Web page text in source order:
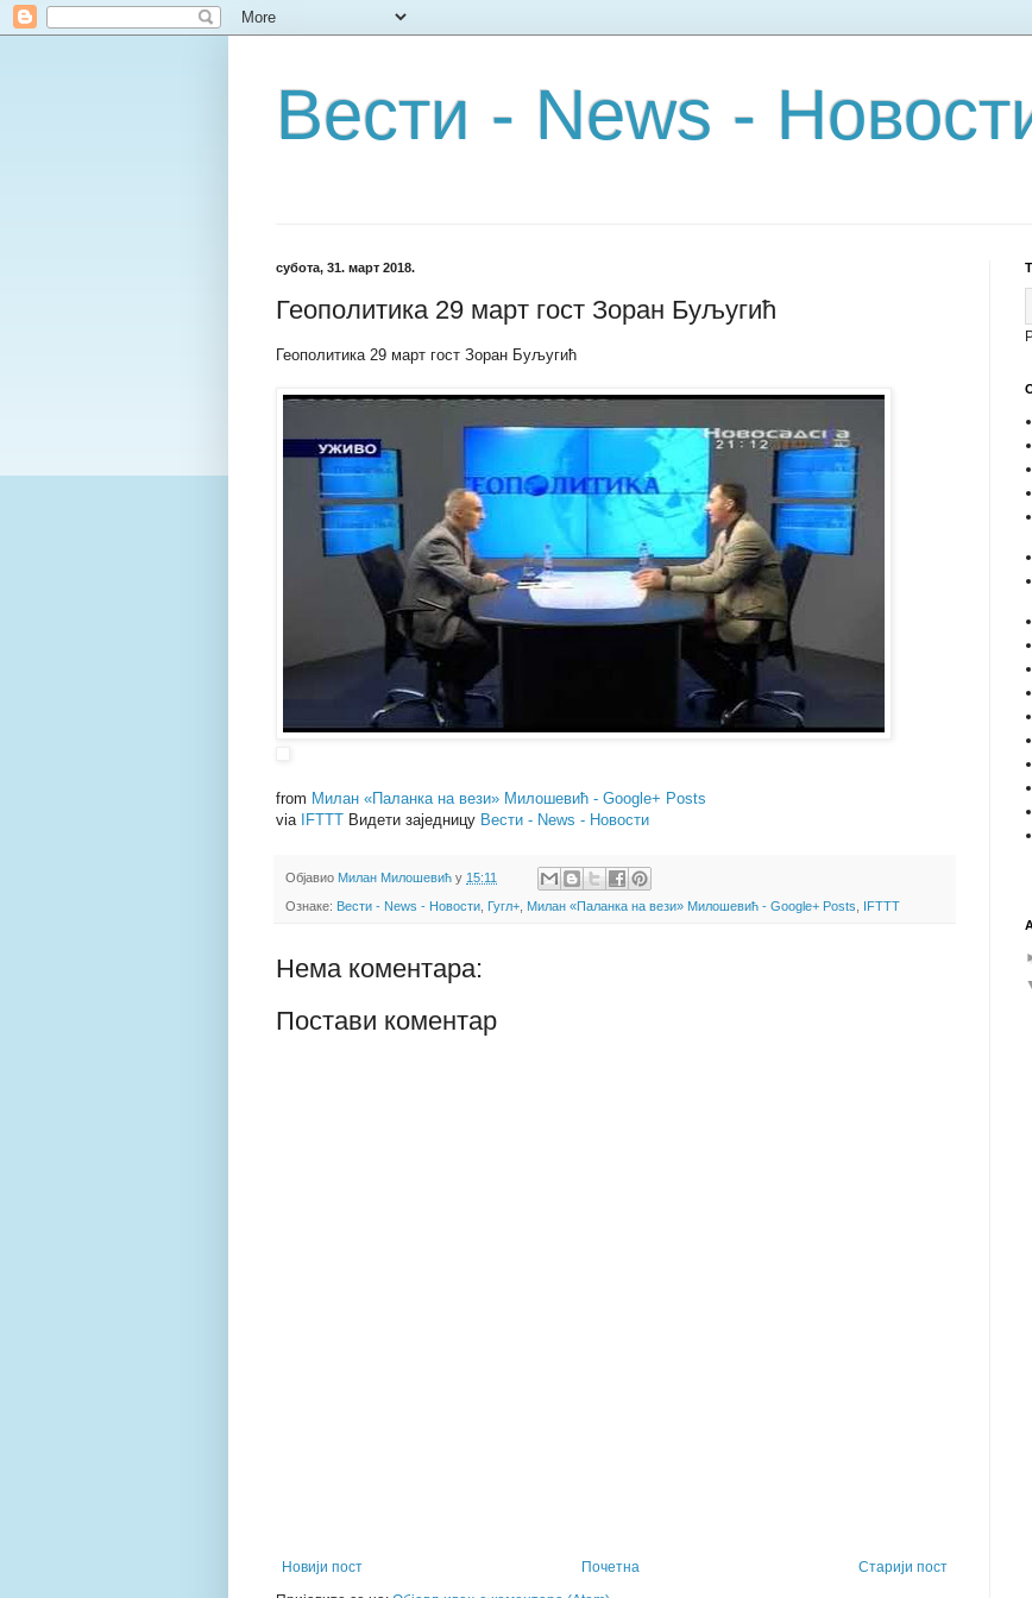
Вести - News -
субота, 31. март 2018.
Геополитика 29 март гост Зоран Буљугић
Геополитика 29 март гост Зоран Буљугић
from Милан «Паланка на вези» Милошевић - Google+ Posts
via IFTTT Видети заједницу Вести - News - Новости
Објавио Милан Милошевић у 15:11
Ознаке: Вести - News - Новости Гугл+ Милан «Паланка на вези» Милошевић - Google+ Posts IFTTT
Нема коментара:
Постави коментар
Новији пост Старији пост
Почетна